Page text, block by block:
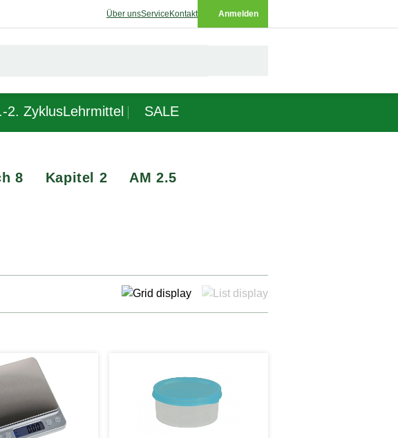
Über unsService Kontakt Anmelden
2. ZyklusLehrmittel SALE
8 Kapitel 2 AM 2.5